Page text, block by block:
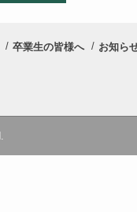
卒業生の皆様へ お知ら